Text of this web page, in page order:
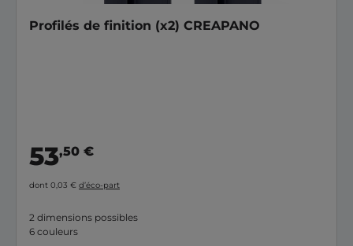
Profilés de finition (x2) CREAPANO
53,50 €
dont 0,03 € d’éco-part
2 dimensions possibles
6 couleurs